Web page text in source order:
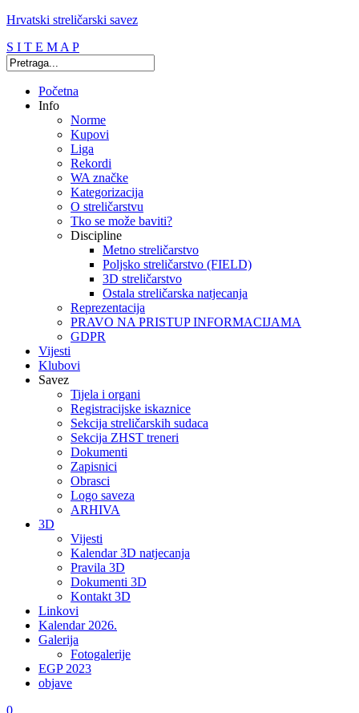
Hrvatski streličarski savez
S I T E M A P
Početna
Info
Norme
Kupovi
Liga
Rekordi
WA značke
Kategorizacija
O streličarstvu
Tko se može baviti?
Discipline
Metno streličarstvo
Poljsko streličarstvo (FIELD)
3D streličarstvo
Ostala streličarska natjecanja
Reprezentacija
PRAVO NA PRISTUP INFORMACIJAMA
GDPR
Vijesti
Klubovi
Savez
Tijela i organi
Registracijske iskaznice
Sekcija streličarskih sudaca
Sekcija ZHST treneri
Dokumenti
Zapisnici
Obrasci
Logo saveza
ARHIVA
3D
Vijesti
Kalendar 3D natjecanja
Pravila 3D
Dokumenti 3D
Kontakt 3D
Linkovi
Kalendar 2026.
Galerija
Fotogalerije
EGP 2023
objave
0